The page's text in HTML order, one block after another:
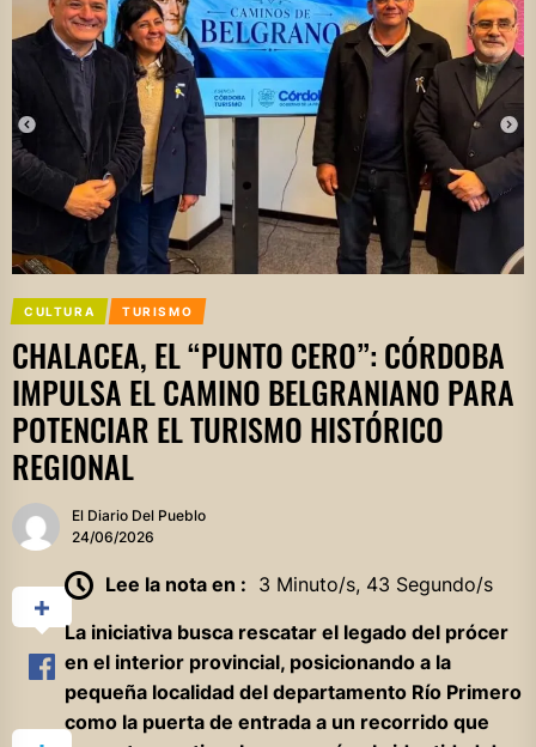
CULTURA TURISMO
CHALACEA, EL “PUNTO CERO”: CÓRDOBA
IMPULSA EL CAMINO BELGRANIANO PARA
POTENCIAR EL TURISMO HISTÓRICO
REGIONAL
El Diario Del Pueblo
24/06/2026
Lee la nota en : 3 Minuto/s, 43 Segundo/s
La iniciativa busca rescatar el legado del prócer
en el interior provincial, posicionando a la
pequeña localidad del departamento Río Primero
como la puerta de entrada a un recorrido que